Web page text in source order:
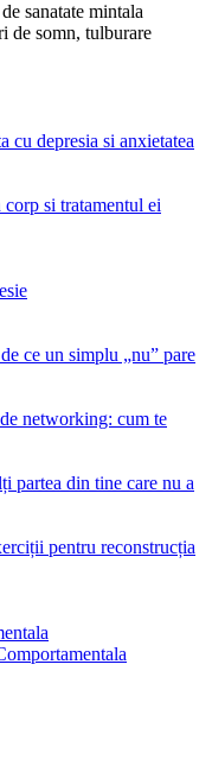
sanatate mintala
de somn, tulburare
cu depresia si anxietatea
si tratamentul ei
ce un simplu „nu” pare
networking: cum te
partea din tine care nu a
pentru reconstrucția